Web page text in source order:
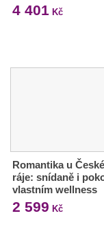
4 401 Kč
Romantika u
ráje: snídaně i
vlastním wellness
2 599 Kč